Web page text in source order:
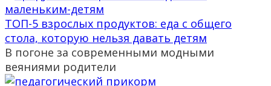
ТОП-5 взрослых продуктов: еда с общего
стола, которую нельзя давать детям
В погоне за современными модными
веяниями родители